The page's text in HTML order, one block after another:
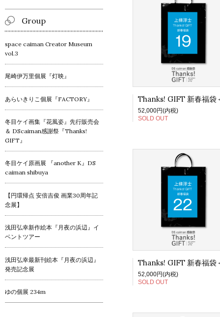
52,000円(内税)
SOLD OUT
52,000円(内税)
SOLD OUT
Group
space caiman Creator Museum
vol.3
尾崎伊万里個展『灯映』
あらいきりこ個展『FACTORY』
冬目ケイ画集『花風姿』先行販売会
＆ DScaiman感謝祭『Thanks!
GIFT』
冬目ケイ原画展 『another K』DS
caiman shibuya
【円環帰点 安倍吉俊 画業30周年記
念展】
浅田弘幸新作絵本『月夜の浜辺』イ
ベントツアー
浅田弘幸最新刊絵本『月夜の浜辺』
発売記念展
ゆの個展 234m